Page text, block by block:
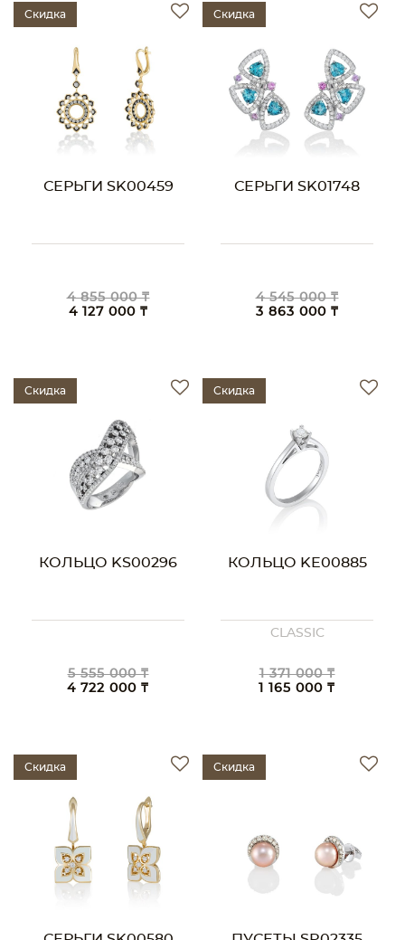
Скидка
СЕРЬГИ SK00459
4 855 000 ₸
4 127 000 ₸
Скидка
СЕРЬГИ SK01748
4 545 000 ₸
3 863 000 ₸
Скидка
КОЛЬЦО KS00296
5 555 000 ₸
4 722 000 ₸
Скидка
КОЛЬЦО KE00885
CLASSIC
1 371 000 ₸
1 165 000 ₸
Скидка Скидка